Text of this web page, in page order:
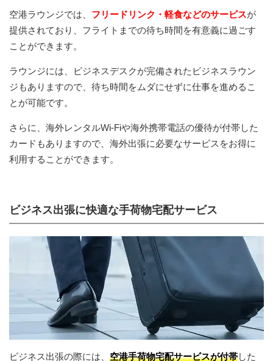
空港ラウンジでは、 フリードリンク・軽食などのサービスが
提供されており、フライトまでの待ち時間を有意義に過ごす
ことができます。
ラウンジには、ビジネスデスクが完備されたビジネスラウン
ジもありますので、待ち時間をムダにせずに仕事を進めるこ
とが可能です。
さらに、海外レンタルWi-Fiや海外携帯電話の優待が付帯した
カードもありますので、海外出張に必要なサービスをお得に
利用することができます。
ビジネス出張に快適な手荷物宅配サービス
ビジネス出張の際には、 空港手荷物宅配サービスが付帯した